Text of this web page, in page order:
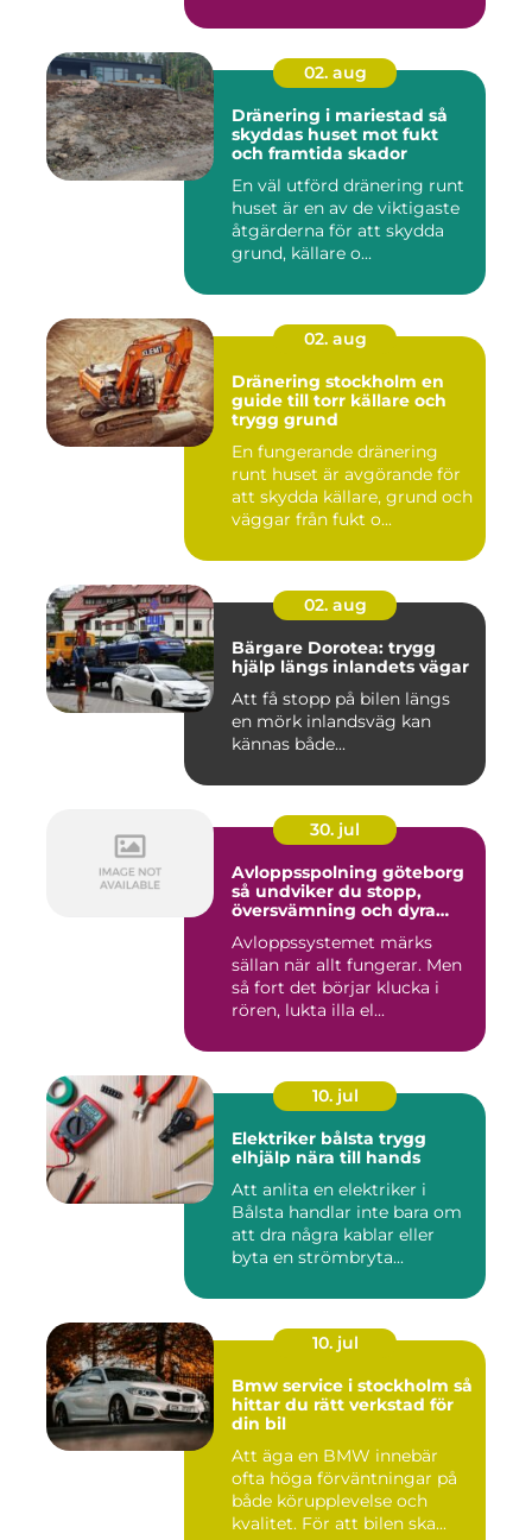
02. aug
Dränering i mariestad så
skyddas huset mot fukt
och framtida skador
En väl utförd dränering runt
huset är en av de viktigaste
åtgärderna för att skydda
grund, källare o...
02. aug
Dränering stockholm en
guide till torr källare och
trygg grund
En fungerande dränering
runt huset är avgörande för
att skydda källare, grund och
väggar från fukt o...
02. aug
Bärgare Dorotea: trygg
hjälp längs inlandets vägar
Att få stopp på bilen längs
en mörk inlandsväg kan
kännas både...
30. jul
Avloppsspolning göteborg
så undviker du stopp,
översvämning och dyra
Avloppssystemet märks
sällan när allt fungerar. Men
så fort det börjar klucka i
rören, lukta illa el...
10. jul
Elektriker bålsta trygg
elhjälp nära till hands
Att anlita en elektriker i
Bålsta handlar inte bara om
att dra några kablar eller
byta en strömbryta...
10. jul
Bmw service i stockholm så
hittar du rätt verkstad för
din bil
Att äga en BMW innebär
ofta höga förväntningar på
både körupplevelse och
kvalitet. För att bilen ska...